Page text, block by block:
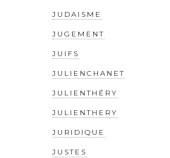
JUDAISME
JUGEMENT
JUIFS
JULIENCHANET
JULIENTHÉRY
JULIENTHERY
JURIDIQUE
JUSTES